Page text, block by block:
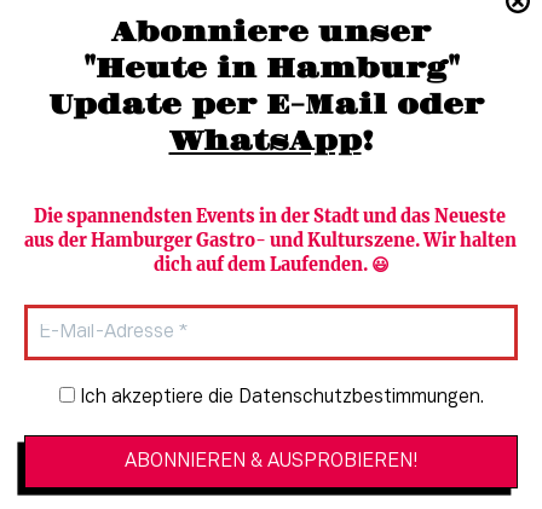
Abonniere unser
"Heute in Hamburg"
Update per E-Mail oder
WhatsApp!
Die spannendsten Events in der Stadt und das Neueste
aus der Hamburger Gastro- und Kulturszene. Wir halten
dich auf dem Laufenden. 😃
Newsletter-Anmeldung
Ich akzeptiere die Datenschutzbestimmungen.
moc.grubmah-enezs@ofni
Newsletter abonnieren
HAMBURG PUR
Verlag